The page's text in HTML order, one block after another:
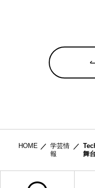
HOME
学芸情
報
舞